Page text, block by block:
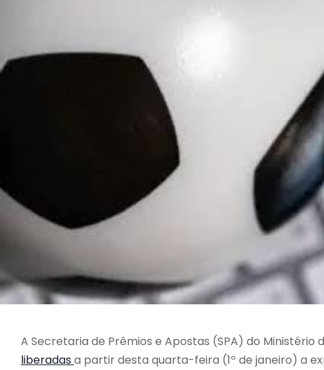
A Secretaria de Prêmios e Apostas (SPA) do Ministério
liberadasa partir desta quarta-feira (1º de janeiro) a